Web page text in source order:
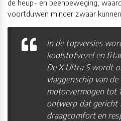
de heup- en beenbeweging,
voortduwen minder zwaar
In de topversies
koolstofvezel en
De X Ultra S wordt
vlaggenschip van de
motorvermogen tot
ontwerp dat gericht
draagcomfort en